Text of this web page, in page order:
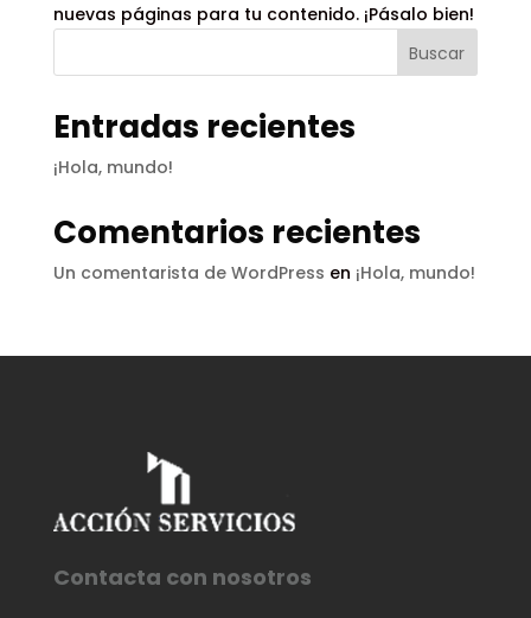
nuevas páginas para tu contenido. ¡Pásalo bien!
Buscar
Entradas recientes
¡Hola, mundo!
Comentarios recientes
Un comentarista de WordPress en ¡Hola, mundo!
Contacta con nosotros